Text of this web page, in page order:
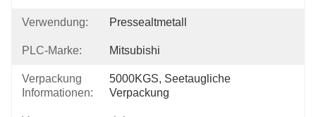
Verwendung: Pressealtmetall
PLC-Marke: Mitsubishi
Verpackung
Informationen:
5000KGS, Seetaugliche
Verpackung